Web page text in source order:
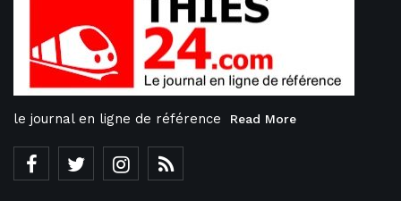
le journal en ligne de référence Read More